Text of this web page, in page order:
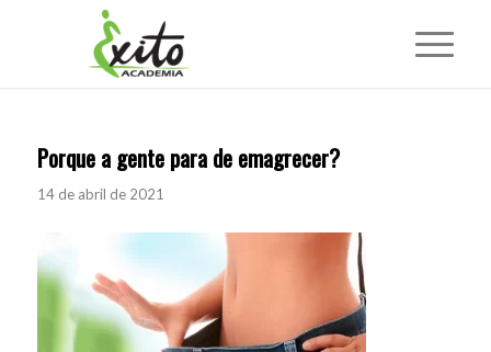
Porque a gente para de emagrecer?
14 de abril de 2021